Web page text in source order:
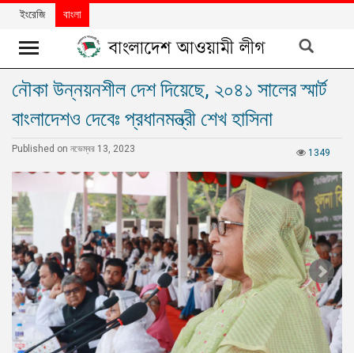
খবর
দলের
বিশেষ
বিশেষ
প্রতিবেদন
মতামত
উন্নয়নের
বাংলাদেশ
নিউজলেটার
ইংরেজি বাংলা
নৌকা উন্নয়নশীল দেশ দিয়েছে, ২০৪১ সালের স্মার্ট
বাংলাদেশও দেবেঃ প্রধানমন্ত্রী শেখ হাসিনা
1349
Published on নভেম্বর 13, 2023